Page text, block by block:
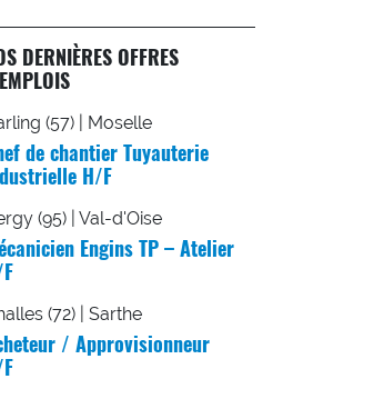
DERNIÈRES OFFRES
(57) | Moselle
de chantier Tuyauterie
H/F
(95) | Val-d'Oise
Engins TP – Atelier
(72) | Sarthe
/ Approvisionneur